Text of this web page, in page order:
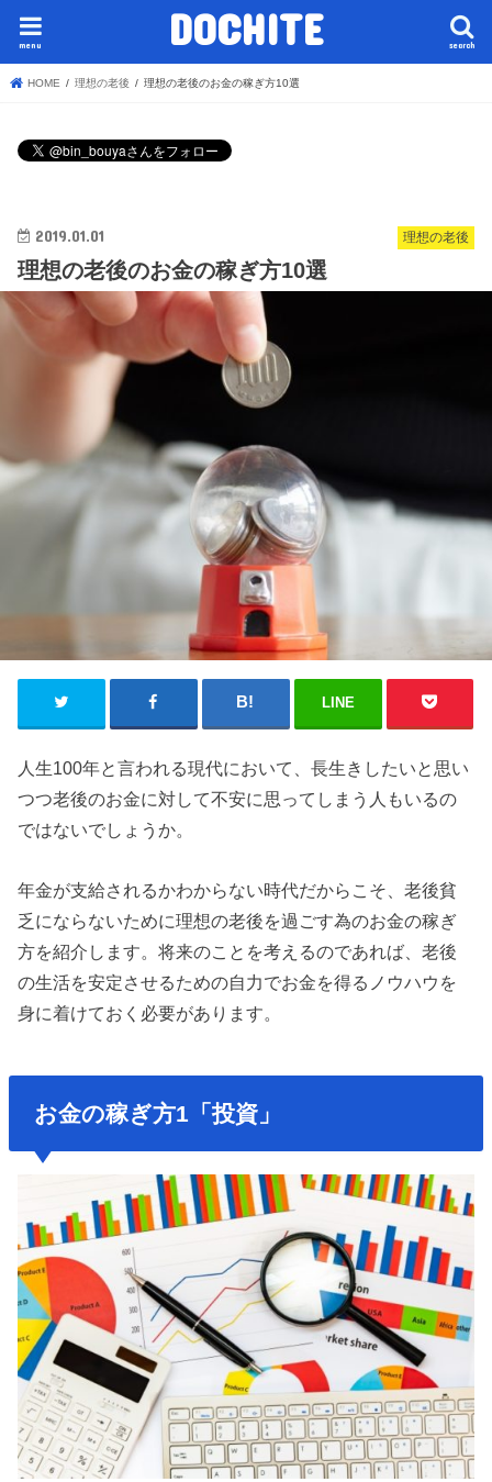
DOCHITE search
menu
HOME 理想の老後 理想の老後のお金の稼ぎ方10選
理想の老後
2019.01.01
理想の老後のお金の稼ぎ方10選
LINE
人生100年と言われる現代において、長生きしたいと思い
つつ老後のお金に対して不安に思ってしまう人もいるの
ではないでしょうか。
年金が支給されるかわからない時代だからこそ、老後貧
乏にならないために理想の老後を過ごす為のお金の稼ぎ
方を紹介します。将来のことを考えるのであれば、老後
の生活を安定させるための自力でお金を得るノウハウを
身に着けておく必要があります。
お金の稼ぎ方1「投資」